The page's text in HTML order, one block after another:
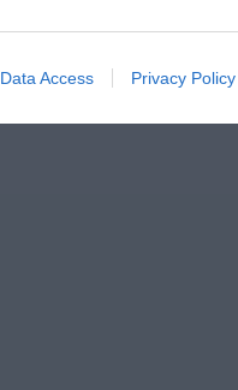
Data Access Privacy Policy